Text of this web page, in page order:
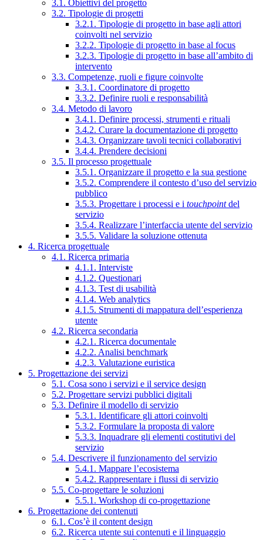
3.1. Obiettivi del progetto
3.2. Tipologie di progetti
3.2.1. Tipologie di progetto in base agli attori
coinvolti nel servizio
3.2.2. Tipologie di progetto in base al focus
3.2.3. Tipologie di progetto in base all’ambito di
intervento
3.3. Competenze, ruoli e figure coinvolte
3.3.1. Coordinatore di progetto
3.3.2. Definire ruoli e responsabilità
3.4. Metodo di lavoro
3.4.1. Definire processi, strumenti e rituali
3.4.2. Curare la documentazione di progetto
3.4.3. Organizzare tavoli tecnici collaborativi
3.4.4. Prendere decisioni
3.5. Il processo progettuale
3.5.1. Organizzare il progetto e la sua gestione
3.5.2. Comprendere il contesto d’uso del servizio
pubblico
3.5.3. Progettare i processi e i touchpointdel
servizio
3.5.4. Realizzare l’interfaccia utente del servizio
3.5.5. Validare la soluzione ottenuta
4. Ricerca progettuale
4.1. Ricerca primaria
4.1.1. Interviste
4.1.2. Questionari
4.1.3. Test di usabilità
4.1.4. Web analytics
4.1.5. Strumenti di mappatura dell’esperienza
utente
4.2. Ricerca secondaria
4.2.1. Ricerca documentale
4.2.2. Analisi benchmark
4.2.3. Valutazione euristica
5. Progettazione dei servizi
5.1. Cosa sono i servizi e il service design
5.2. Progettare servizi pubblici digitali
5.3. Definire il modello di servizio
5.3.1. Identificare gli attori coinvolti
5.3.2. Formulare la proposta di valore
5.3.3. Inquadrare gli elementi costitutivi del
servizio
5.4. Descrivere il funzionamento del servizio
5.4.1. Mappare l’ecosistema
5.4.2. Rappresentare i flussi di servizio
5.5. Co-progettare le soluzioni
5.5.1. Workshop di co-progettazione
6. Progettazione dei contenuti
6.1. Cos’è il content design
6.2. Ricerca utente sui contenuti e il linguaggio